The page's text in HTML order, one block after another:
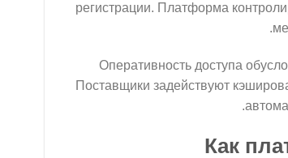
регистрации. Платформа
Оперативность доступа
Поставщики задействуют
Как